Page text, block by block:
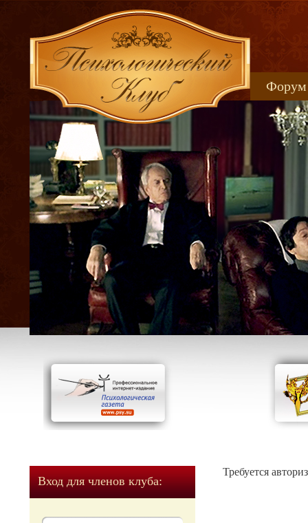
Форум
Вход для членов клуба:
Требуется